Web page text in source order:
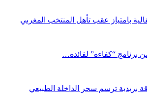
بامتياز عقب تأهل المنتخب المغربي
من برنامج “كفاءة” لفائدة…
بريدية ترسم سحر الداخلة الطبيعي